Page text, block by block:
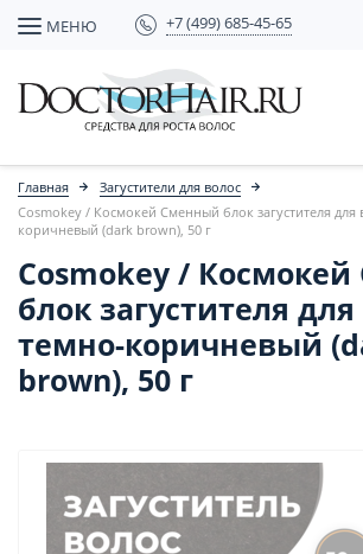
МЕНЮ +7 (499) 685-45-65
Главная
Загустители для волос
Cosmokey / Космокей Сменный блок загустителя для
коричневый (dark brown), 50 г
Cosmokey /
блок загустителя для
темно-коричневый
brown), 50 г